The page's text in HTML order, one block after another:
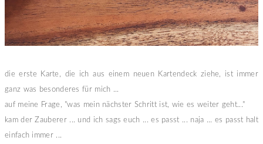
die erste Karte, die ich aus einem neuen Kartendeck ziehe, ist immer
ganz was besonderes für mich ...
auf meine Frage, "was mein nächster Schritt ist, wie es weiter geht..."
kam der Zauberer ... und ich sags euch ... es passt ... naja ... es passt halt
einfach immer ...